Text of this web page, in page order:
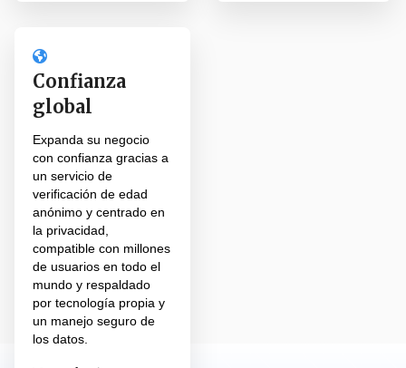
Confianza
global
Expanda su negocio
con confianza gracias a
un servicio de
verificación de edad
anónimo y centrado en
la privacidad,
compatible con millones
de usuarios en todo el
mundo y respaldado
por tecnología propia y
un manejo seguro de
los datos.